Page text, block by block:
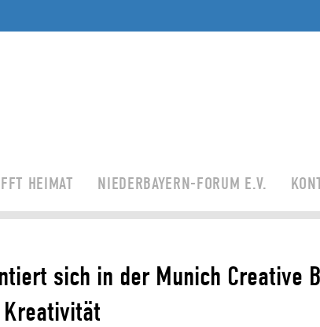
HEIMAT NIEDERBAYERN-FORUM E.V.
sich in der Munich Creative
Kreativität